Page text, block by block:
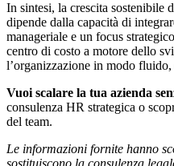
In sintesi, la crescita sostenibile
dipende dalla capacità di
manageriale e un focus
centro di costo a motore dello
l’organizzazione in modo
Vuoi scalare la tua azienda
consulenza HR strategica o
del team.
Le informazioni fornite hanno